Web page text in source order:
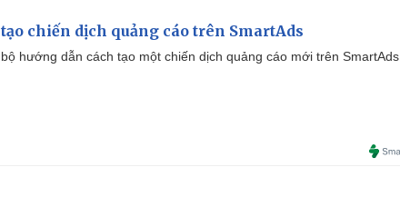
chiến dịch quảng cáo trên SmartAds
hướng dẫn cách tạo một chiến dịch quảng cáo mới trên SmartAds.